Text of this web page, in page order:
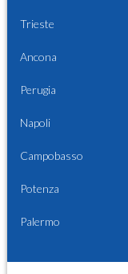
Trieste
Ancona
Perugia
Napoli
Campobasso
Potenza
Palermo